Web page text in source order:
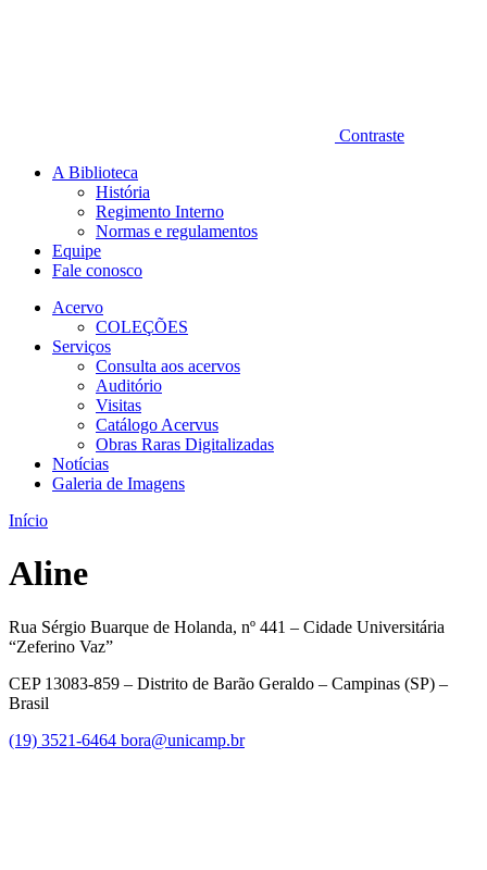
Contraste
A Biblioteca
História
Regimento Interno
Normas e regulamentos
Equipe
Fale conosco
Acervo
COLEÇÕES
Serviços
Consulta aos acervos
Auditório
Visitas
Catálogo Acervus
Obras Raras Digitalizadas
Notícias
Galeria de Imagens
Início
Aline
Rua Sérgio Buarque de Holanda, nº 441 – Cidade Universitária
“Zeferino Vaz”
CEP 13083-859 – Distrito de Barão Geraldo – Campinas (SP) –
Brasil
(19) 3521-6464 bora@unicamp.br